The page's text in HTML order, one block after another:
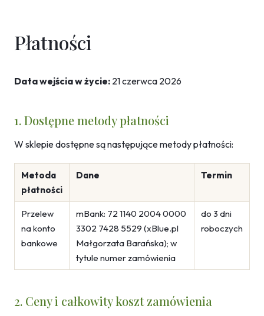
Płatności
Data wejścia w życie: 21 czerwca 2026
1. Dostępne metody płatności
W sklepie dostępne są następujące metody płatności:
Metoda
płatności
Dane Termin
Przelew
na konto
bankowe
mBank: 72 1140 2004 0000
3302 7428 5529 (xBlue.pl
Małgorzata Barańska); w
tytule numer zamówienia
do 3 dni
roboczych
2. Ceny i całkowity koszt zamówienia